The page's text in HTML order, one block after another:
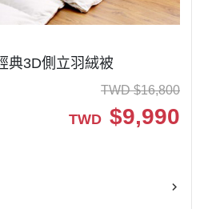
典3D側立羽絨被
TWD $16,800
TWD $9,990